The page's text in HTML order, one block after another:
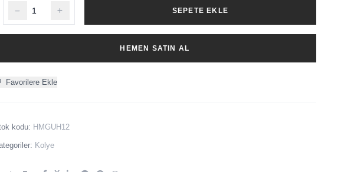
SEPETE EKLE
HEMEN SATIN AL
Favorilere Ekle
kodu: HMGUH12
Kolye